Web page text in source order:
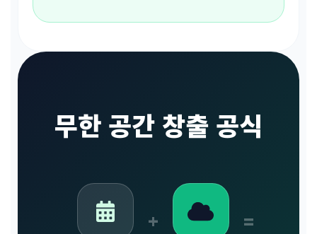
무한 공간 창출 공식
+ =